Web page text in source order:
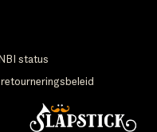
status